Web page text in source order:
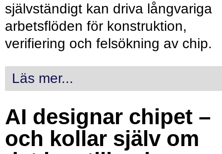
självständigt kan driva långvariga
arbetsflöden för konstruktion,
verifiering och felsökning av chip.
Läs mer...
AI designar chipet –
och kollar själv om